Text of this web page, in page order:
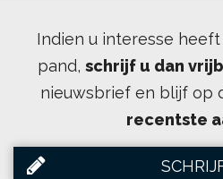
Indien u interesse
pand, schrijf u dan
nieuwsbrief en blijf op
recentste